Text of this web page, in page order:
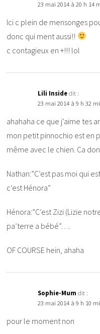
23 mai 2014 à 20 h 14
Ici c plein de mensonges
donc qui ment aussi!!
c contagieux en +!!! lol
Lili Inside dit :
23 mai 2014 à 9 h 32
ahahaha ce que j’aime tes
mon petit pinnochio est en
même avec le chien. Ca
Nathan:”C’est pas moi qui
c’est Hénora”
Hénora:”C’est Zizi (Lizie
pa’terre a bébé”….
OF COURSE hein, ahaha
Sophie-Mum dit :
23 mai 2014 à 9 h 10
pour le moment non